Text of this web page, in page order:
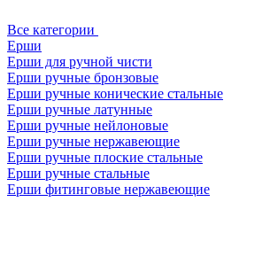
Все категории
Ерши
Ерши для ручной чисти
Ерши ручные бронзовые
Ерши ручные конические стальные
Ерши ручные латунные
Ерши ручные нейлоновые
Ерши ручные нержавеющие
Ерши ручные плоские стальные
Ерши ручные стальные
Ерши фитинговые нержавеющие